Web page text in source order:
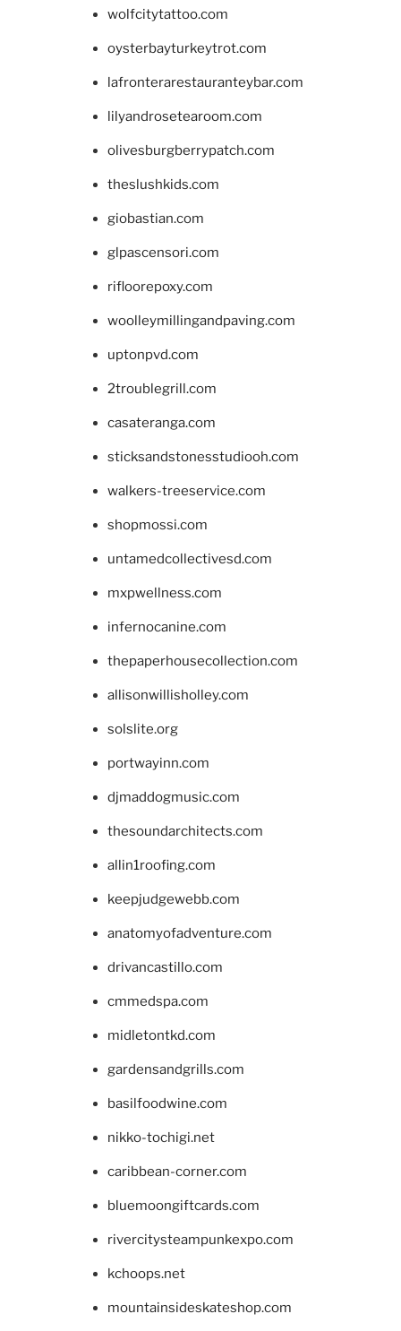
wolfcitytattoo.com
oysterbayturkeytrot.com
lafronterarestauranteybar.com
lilyandrosetearoom.com
olivesburgberrypatch.com
theslushkids.com
giobastian.com
glpascensori.com
rifloorepoxy.com
woolleymillingandpaving.com
uptonpvd.com
2troublegrill.com
casateranga.com
sticksandstonesstudiooh.com
walkers-treeservice.com
shopmossi.com
untamedcollectivesd.com
mxpwellness.com
infernocanine.com
thepaperhousecollection.com
allisonwillisholley.com
solslite.org
portwayinn.com
djmaddogmusic.com
thesoundarchitects.com
allin1roofing.com
keepjudgewebb.com
anatomyofadventure.com
drivancastillo.com
cmmedspa.com
midletontkd.com
gardensandgrills.com
basilfoodwine.com
nikko-tochigi.net
caribbean-corner.com
bluemoongiftcards.com
rivercitysteampunkexpo.com
kchoops.net
mountainsideskateshop.com